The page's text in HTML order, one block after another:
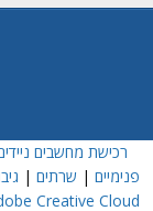
רכישת מחשבים
פנימיים | שרתים |
Creative Cloud